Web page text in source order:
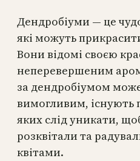
Дендробіуми — це
які можуть
Вони відомі своєю
неперевершеним
за дендробіумом
вимогливим, існують
яких слід уникати,
розквітали та
квітами.